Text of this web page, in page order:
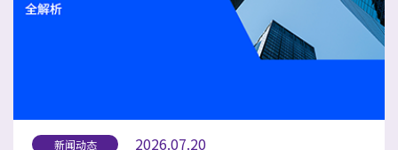
新闻动态
2026.07.20